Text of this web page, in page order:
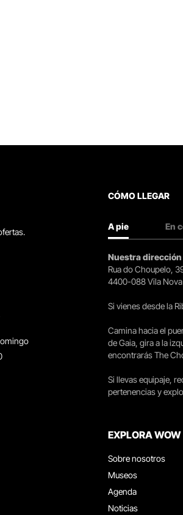
CÓMO LLEGAR
A pie En
Nuestra dirección
Rua do Choupelo,
4400-088 Vila Nova
Si vienes desde la
Camina hacia el
de Gaia, gira a la
encontrarás The
Si llevas equipaje,
pertenencias y
EXPLORA WOW
Sobre nosotros
Museos
Agenda
Noticias